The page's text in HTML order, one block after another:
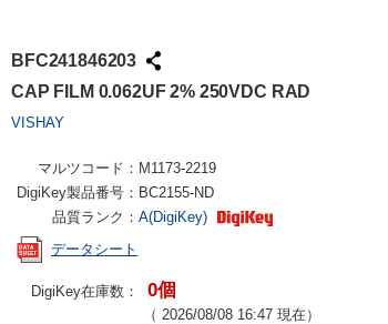
BFC241846203
CAP FILM 0.062UF 2% 250VDC RAD
VISHAY
マルツコード： M1173-2219
DigiKey製品番号： BC2155-ND
品質ランク： A(DigiKey)
データシート
DigiKey在庫数： 0個
（ 2026/08/08 16:47 現在）